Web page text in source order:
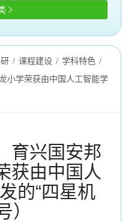

/ 课程建设 / 学科特色 /
小学荣获由中国人工智能学
育兴国安邦
获由中国人
的“四星机
）